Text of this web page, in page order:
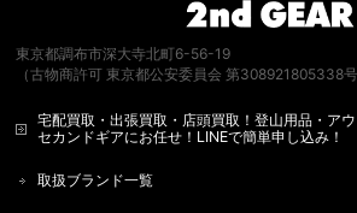
東京都調布市深大寺北町6-56-19
（古物商許可 東京都公安委員会 第308921805338号
宅配買取・出張買取・店頭買取！登山用品・ア
セカンドギアにお任せ！LINEで簡単申し込み！
取扱ブランド一覧